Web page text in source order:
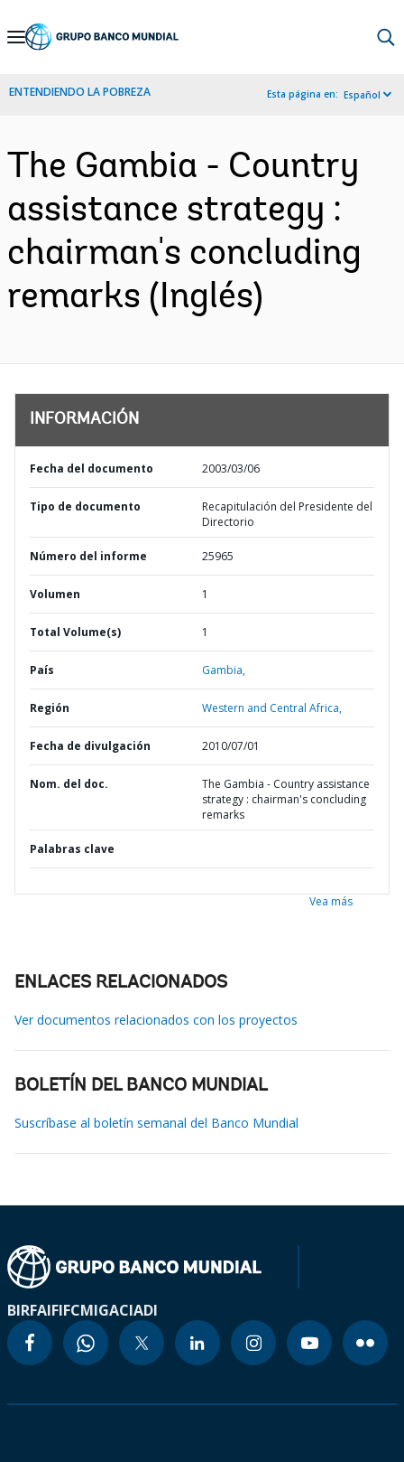
Skip
Navigation
ENTENDIENDO LA POBREZA Esta página en: Español
The Gambia - Country
assistance strategy :
chairman's concluding
remarks (Inglés)
INFORMACIÓN
Fecha del documento 2003/03/06
Tipo de documento
Recapitulación del Presidente del
Directorio
Número del informe 25965
Volumen 1
Total Volume(s) 1
País Gambia,
Región Western and Central Africa,
Fecha de divulgación 2010/07/01
Nom. del doc.
The Gambia - Country assistance
strategy : chairman's concluding
remarks
Palabras clave
Vea más
ENLACES RELACIONADOS
Ver documentos relacionados con los proyectos
BOLETÍN DEL BANCO MUNDIAL
Suscríbase al boletín semanal del Banco Mundial
BIRFAIFIFCMIGACIADI